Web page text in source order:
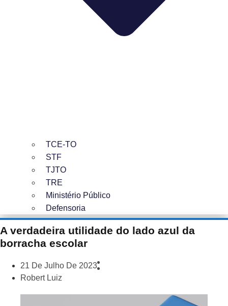
TCE-TO
STF
TJTO
TRE
Ministério Público
Defensoria
A verdadeira utilidade do lado azul da
borracha escolar
21 De Julho De 2023
Robert Luiz